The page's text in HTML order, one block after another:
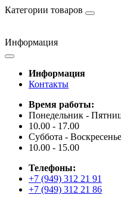
Категории товаров
Информация
Информация
Контакты
Время работы:
Понедельник -
10.00 - 17.00
Суббота - Воскресенье
10.00 - 15.00
Телефоны:
+7 (949) 312 21 91
+7 (949) 312 21 86